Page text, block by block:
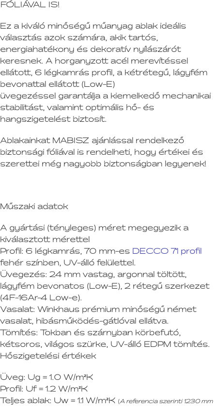
FÓLIÁVAL IS!
Ez a kiváló minőségű műanyag ablak ideális
választás azok számára, akik tartós,
energiahatékony és dekoratív nyílászárót
keresnek. A horganyzott acél merevítéssel
ellátott, 6 légkamrás profil, a kétrétegű, lágyfém
bevonattal ellátott (Low-E)
üvegezéssel garantálja a kiemelkedő mechanikai
stabilitást, valamint optimális hő- és
hangszigetelést biztosít.
Ablakainkat MABISZ ajánlással rendelkező
biztonsági fóliával is rendelheti, hogy értékei és
szerettei még nagyobb biztonságban legyenek!
Műszaki adatok
A gyártási (tényleges) méret megegyezik a
kiválasztott mérettel
Profil: 6 légkamrás, 70 mm-es DECCO 71 profil
fehér színben, UV-álló felülettel.
Üvegezés: 24 mm vastag, argonnal töltött,
lágyfém bevonatos (Low-E), 2 rétegű szerkezet
(4F-16Ar-4 Low-e).
Vasalat: Winkhaus prémium minőségű német
vasalat, hibásműködés-gátlóval ellátva.
Tömítés: Tokban és szárnyban körbefutó,
kétsoros, világos szürke, UV-álló EDPM tömítés.
Hőszigetelési értékek
Üveg: Ug = 1.0 W/m²K
Profil: Uf = 1.2 W/m²K
Teljes ablak: Uw = 1.1 W/m²K (A referencia szerinti 1230 mm